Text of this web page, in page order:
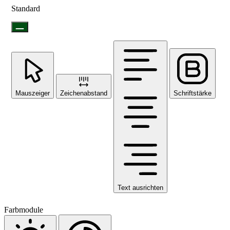
Standard
Mauszeiger Zeichenabstand
Text ausrichten
Schriftstärke
Farbmodule